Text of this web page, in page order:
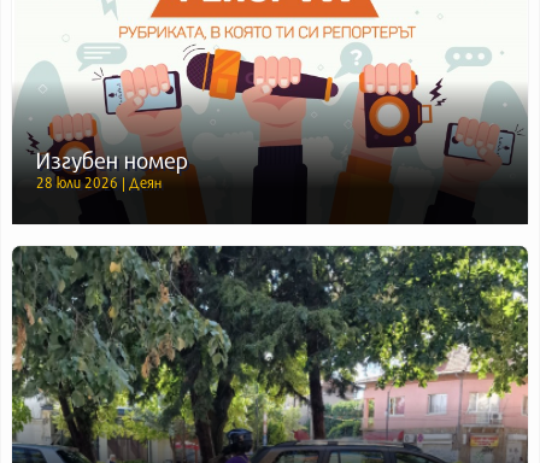
Изгубен номер
28 юли 2026 | Деян